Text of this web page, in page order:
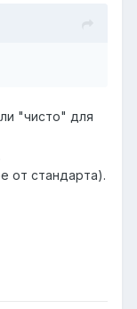
"чисто" для
от стандарта).